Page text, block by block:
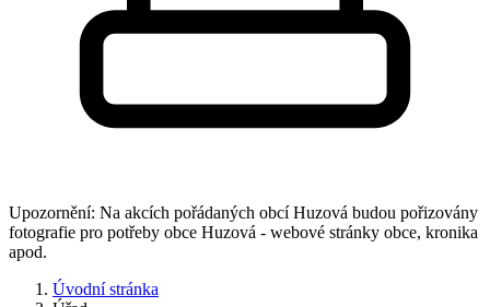
Upozornění: Na akcích pořádaných obcí Huzová budou pořizovány
fotografie pro potřeby obce Huzová - webové stránky obce, kronika
apod.
Úvodní stránka